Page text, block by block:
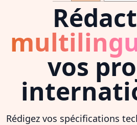
vos
Rédigez vos spécifications